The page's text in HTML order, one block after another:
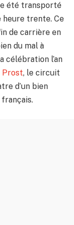
été transporté
heure trente. Ce
de carrière en
du mal à
célébration l’an
Prost, le circuit
d’un bien